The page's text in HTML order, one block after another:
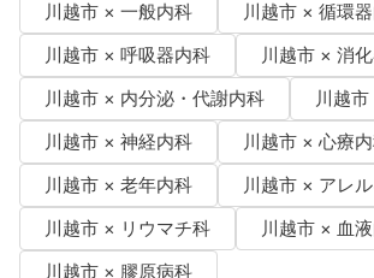
川越市 × 一般内科
川越市 × 循環
川越市 × 呼吸器内科
川越市 × 消
川越市 × 内分泌・代謝内科
川越
川越市 × 神経内科
川越市 × 心療
川越市 × 老年内科
川越市 × アレ
川越市 × リウマチ科
川越市 × 血
川越市 × 膠原病科